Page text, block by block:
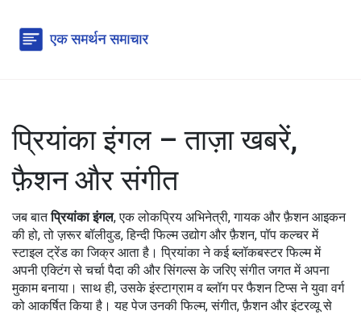
प्रियांका इंगल – ताज़ा खबरें,
फ़ैशन और संगीत
जब बातप्रियांका इंगल,एक लोकप्रिय अभिनेत्री, गायक और फ़ैशन आइकन
की हो, तो ज़रूरबॉलीवुड,हिन्दी फिल्म उद्योगऔरफ़ैशन,पॉप कल्चर में
स्टाइल ट्रेंडका जिक्र आता है। प्रियांका ने कई ब्लॉकबस्टर फिल्म में
अपनी एक्टिंग से चर्चा पैदा की और सिंगल्स के जरिए संगीत जगत में अपना
मुकाम बनाया। साथ ही, उसके इंस्टाग्राम व ब्लॉग पर फैशन टिप्स ने युवा वर्ग
को आकर्षित किया है। यह पेज उनकी फिल्म, संगीत, फ़ैशन और इंटरव्यू से